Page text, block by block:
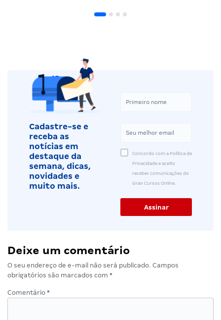
Cadastre-se e
receba as
notícias em
destaque da
semana, dicas,
novidades e
muito mais.
Concordo com a Política de
Privacidade e aceito
receber comunicações do
Gran Cursos Online.
Deixe um comentário
O seu endereço de e-mail não será publicado. Campos
obrigatórios são marcados com *
Comentário *